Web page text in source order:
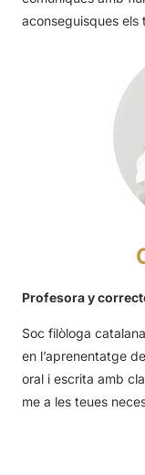
aconseguisques els
Profesora y
Soc filòloga
en l’aprenentatge
oral i escrita amb
me a les teues